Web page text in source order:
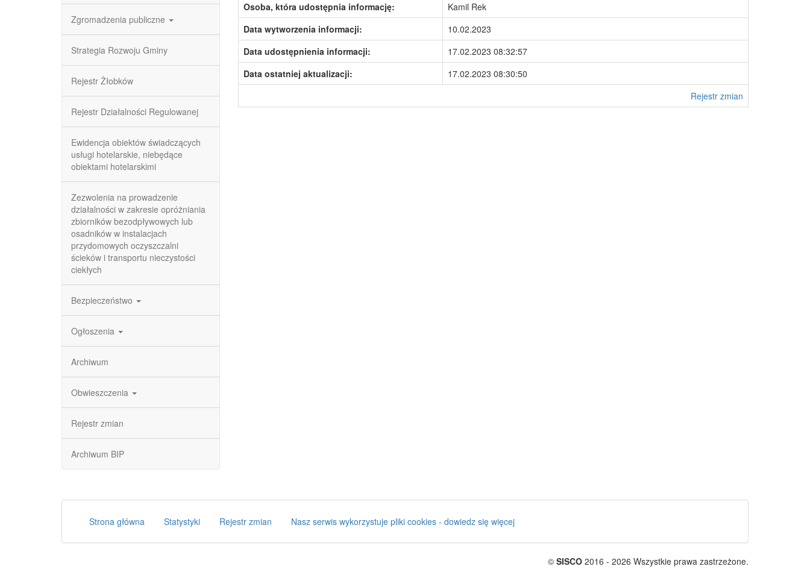
Zgromadzenia publiczne
Strategia Rozwoju Gminy
Rejestr Żłobków
Rejestr Działalności Regulowanej
Ewidencja obiektów świadczących
usługi hotelarskie, niebędące
obiektami hotelarskimi
Zezwolenia na prowadzenie
działalności w zakresie opróżniania
zbiorników bezodpływowych lub
osadników w instalacjach
przydomowych oczyszczalni
ścieków i transportu nieczystości
ciekłych
Bezpieczeństwo
Ogłoszenia
Archiwum
Obwieszczenia
Rejestr zmian
Archiwum BIP
Osoba, która udostępnia informację:
Kamil Rek
Data wytworzenia informacji:
10.02.2023
Data udostępnienia informacji:
17.02.2023 08:32:57
Data ostatniej aktualizacji:
17.02.2023 08:30:50
Rejestr zmian
Strona główna Statystyki Rejestr zmian Nasz serwis wykorzystuje pliki cookies - dowiedz się więcej
© SISCO 2016 - 2026 Wszystkie prawa zastrzeżone.